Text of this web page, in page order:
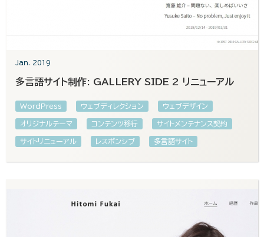
Jan. 2019
多言語サイト制作: GALLERY SIDE 2 リニューアル
WordPress ウェブディレクション ウェブデザイン
オリジナルテーマ コンテンツ移行 サイトメンテナンス契約
サイトリニューアル レスポンシブ 多言語サイト